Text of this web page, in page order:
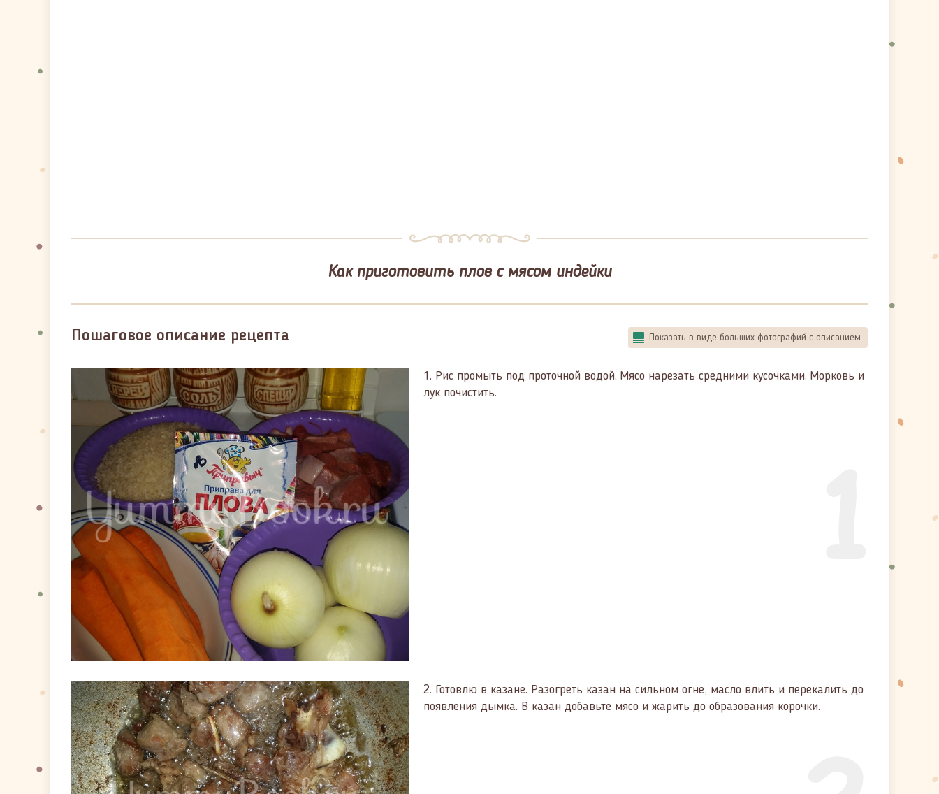
Как приготовить плов с мясом индейки
Пошаговое описание рецепта Показать в виде больших фотографий с описанием
1. Рис промыть под проточной водой. Мясо нарезать средними кусочками. Морковь и
лук почистить.
2. Готовлю в казане. Разогреть казан на сильном огне, масло влить и перекалить до
появления дымка. В казан добавьте мясо и жарить до образования корочки.